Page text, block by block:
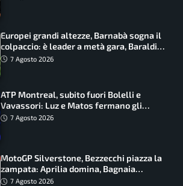
Europei grandi altezze, Barnabà sogna il
colpaccio: è leader a metà gara, Baraldi
ancora in corsa
7 Agosto 2026
ATP Montreal, subito fuori Bolelli e
Vavassori: Luz e Matos fermano gli
azzurri
7 Agosto 2026
MotoGP Silverstone, Bezzecchi piazza la
zampata: Aprilia domina, Bagnaia
costretto al Q1
7 Agosto 2026